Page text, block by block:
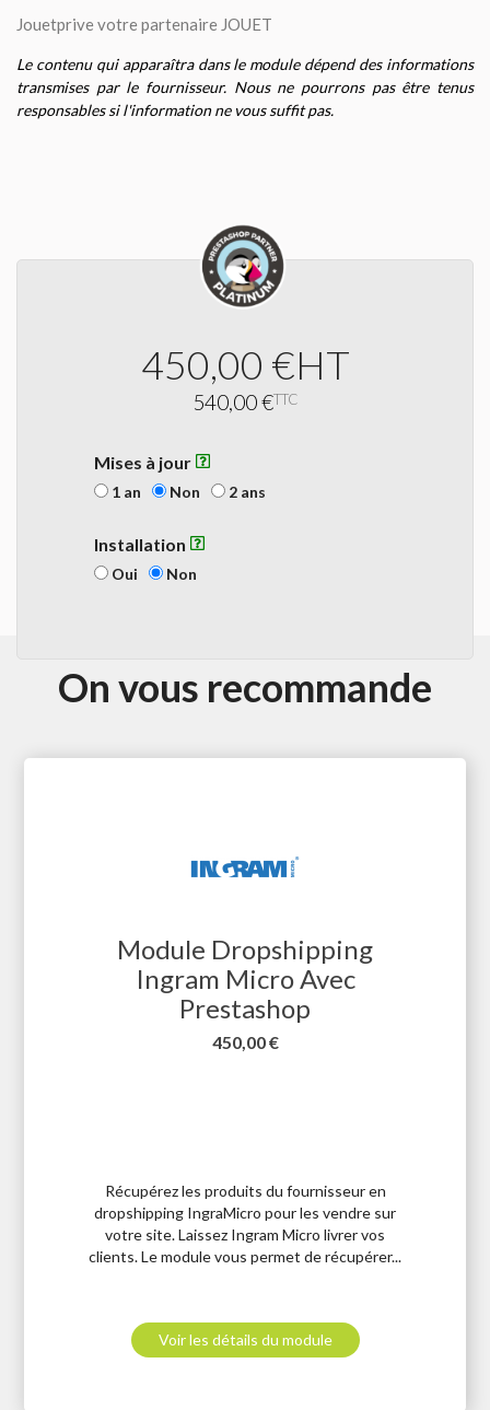
Jouetprive votre partenaire JOUET
Le contenu qui apparaîtra dans le module dépend des informations
transmises par le fournisseur. Nous ne pourrons pas être tenus
responsables si l'information ne vous suffit pas.
450,00 €HT
540,00 €TTC
Mises à jour
1 an Non 2 ans
Installation
Oui Non
On vous recommande
Module Dropshipping
Ingram Micro Avec
Prestashop
Prix
450,00 €
Récupérez les produits du fournisseur en
dropshipping IngraMicro pour les vendre sur
votre site. Laissez Ingram Micro livrer vos
clients. Le module vous permet de récupérer...
Voir les détails du module